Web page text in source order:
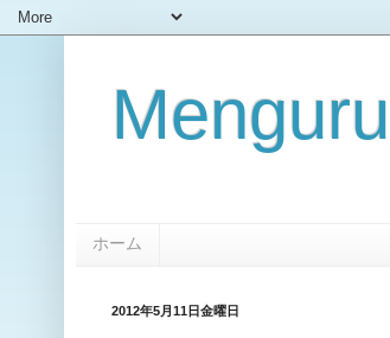
ホーム
2012年5月11日金曜日